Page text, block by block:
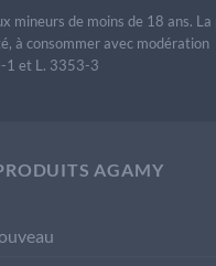
mineurs de moins de 18 ans.
à consommer avec modération
1 et L. 3353-3
AGAMY